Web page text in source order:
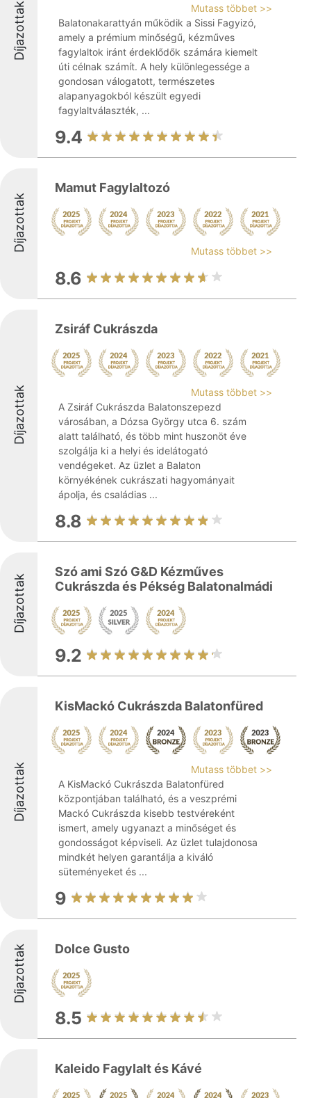
Díjazottak
Mutass többet >>
Balatonakarattyán működik a Sissi Fagyizó,
amely a prémium minőségű, kézműves
fagylaltok iránt érdeklődők számára kiemelt
úti célnak számít. A hely különlegessége a
gondosan válogatott, természetes
alapanyagokból készült egyedi
fagylaltválaszték, ...
9.4
Díjazottak
Mamut Fagylaltozó
Mutass többet >>
8.6
Díjazottak
Zsiráf Cukrászda
Mutass többet >>
A Zsiráf Cukrászda Balatonszepezd
városában, a Dózsa György utca 6. szám
alatt található, és több mint huszonöt éve
szolgálja ki a helyi és idelátogató
vendégeket. Az üzlet a Balaton
környékének cukrászati hagyományait
ápolja, és családias ...
8.8
Díjazottak
Szó ami Szó G&D Kézműves
Cukrászda és Pékség Balatonalmádi
9.2
Díjazottak
KisMackó Cukrászda Balatonfüred
Mutass többet >>
A KisMackó Cukrászda Balatonfüred
központjában található, és a veszprémi
Mackó Cukrászda kisebb testvéreként
ismert, amely ugyanazt a minőséget és
gondosságot képviseli. Az üzlet tulajdonosa
mindkét helyen garantálja a kiváló
süteményeket és ...
9
Díjazottak Dolce Gusto
8.5
Kaleido Fagylalt és Kávé